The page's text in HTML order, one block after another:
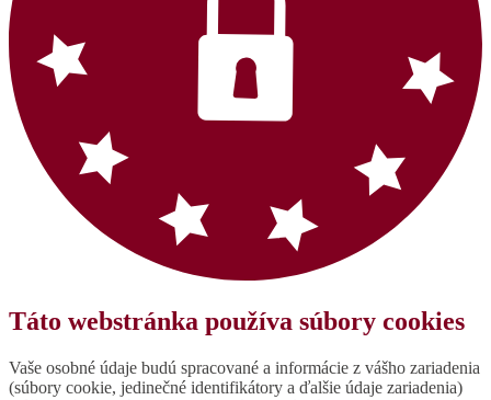
Táto webstránka používa súbory cookies
Vaše osobné údaje budú spracované a informácie z vášho zariadenia
(súbory cookie, jedinečné identifikátory a ďalšie údaje zariadenia)